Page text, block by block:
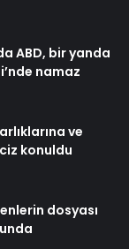
ABD, bir yanda
namaz
ve
konuldu
dosyası